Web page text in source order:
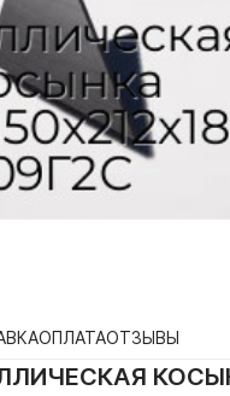
ОПЛАТАОТЗЫВЫ